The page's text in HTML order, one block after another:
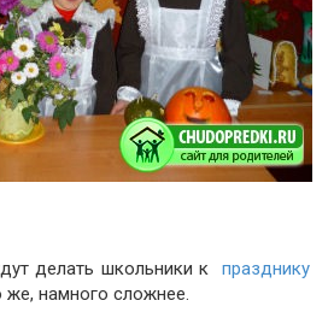
делать школьники к празднику
же, намного сложнее.